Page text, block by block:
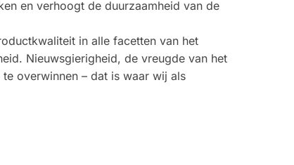
en verhoogt de duurzaamheid van de
in alle facetten van het
Nieuwsgierigheid, de vreugde van het
overwinnen – dat is waar wij als